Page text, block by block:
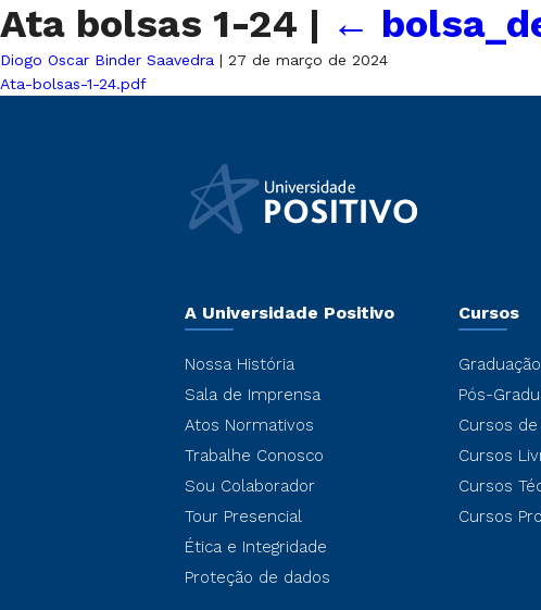
Ata bolsas 1-24 | ←
Diogo Oscar Binder Saavedra | 27 de março de 2024
Ata-bolsas-1-24.pdf
A Universidade Positivo
Nossa História
Sala de Imprensa
Atos Normativos
Trabalhe Conosco
Sou Colaborador
Tour Presencial
Ética e Integridade
Proteção de dados
Cursos
Graduação
Pós-
Cursos de
Cursos
Cursos
Cursos